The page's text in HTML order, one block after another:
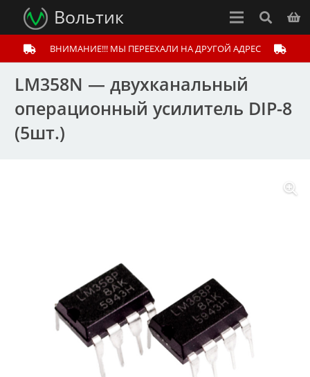
Вольтик
ВНИМАНИЕ!!! МЫ ПЕРЕЕХАЛИ НА ДРУГОЙ АДРЕС
LM358N — двухканальный
операционный усилитель DIP-8
(5шт.)